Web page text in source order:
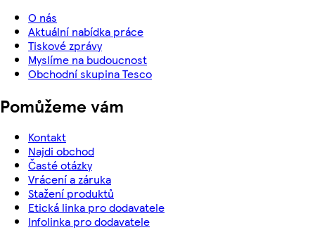
O nás
Aktuální nabídka práce
Tiskové zprávy
Myslíme na budoucnost
Obchodní skupina Tesco
Pomůžeme vám
Kontakt
Najdi obchod
Časté otázky
Vrácení a záruka
Stažení produktů
Etická linka pro dodavatele
Infolinka pro dodavatele